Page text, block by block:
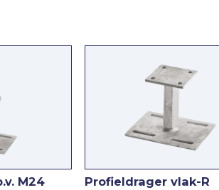
M24
Profieldrager vlak-R